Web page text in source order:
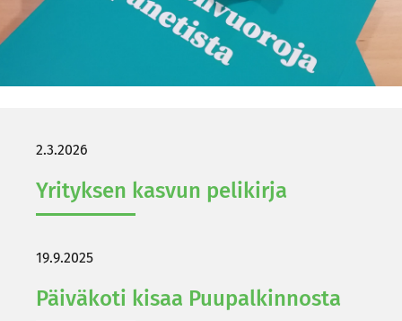
2.3.2026
Yri­tyk­sen kas­vun pe­li­kir­ja
19.9.2025
Päi­vä­ko­ti kisaa Puu­pal­kin­nos­ta